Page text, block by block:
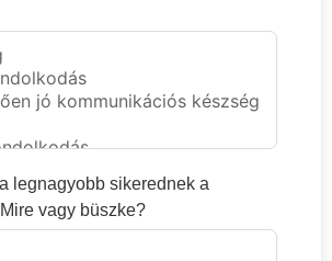
legnagyobb sikerednek a
vagy büszke?